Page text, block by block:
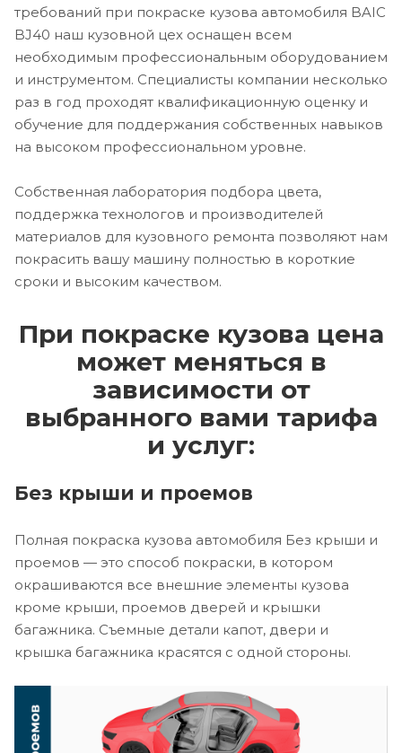
требований при покраске кузова автомобиля BAIC
BJ40 наш кузовной цех оснащен всем
необходимым профессиональным оборудованием
и инструментом. Специалисты компании несколько
раз в год проходят квалификационную оценку и
обучение для поддержания собственных навыков
на высоком профессиональном уровне.
Собственная лаборатория подбора цвета,
поддержка технологов и производителей
материалов для кузовного ремонта позволяют нам
покрасить вашу машину полностью в короткие
сроки и высоким качеством.
При покраске кузова цена
может меняться в
зависимости от
выбранного вами тарифа
и услуг:
Без крыши и проемов
Полная покраска кузова автомобиля Без крыши и
проемов — это способ покраски, в котором
окрашиваются все внешние элементы кузова
кроме крыши, проемов дверей и крышки
багажника. Съемные детали капот, двери и
крышка багажника красятся с одной стороны.